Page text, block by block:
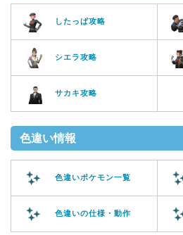
したっぱ攻略
シエラ攻略
サカキ攻略
色違い情報
色違いポケモン一覧
色違いの仕様・動作